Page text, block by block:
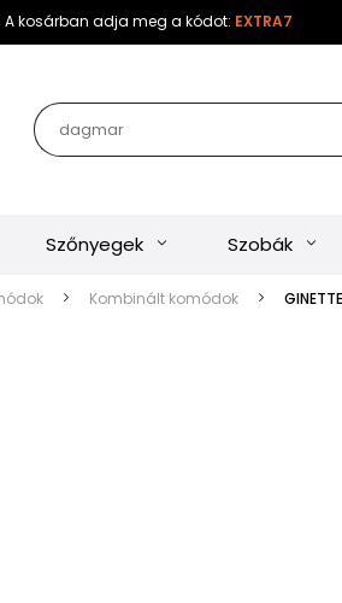
A kosárban adja meg a kódot: EXTRA7
Szőnyegek Szobák
Kombinált komódok